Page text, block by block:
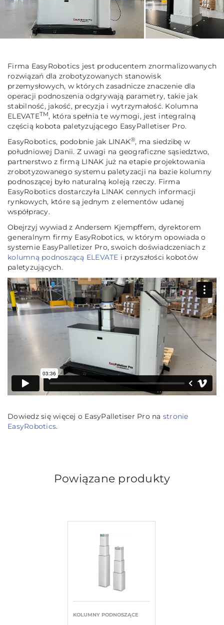
Firma EasyRobotics jest producentem znormalizowanych
rozwiązań dla zrobotyzowanych stanowisk
przemysłowych, w których zasadnicze znaczenie dla
operacji podnoszenia odgrywają parametry, takie jak
stabilność, jakość, precyzja i wytrzymałość. Kolumna
ELEVATETM, która spełnia te wymogi, jest integralną
częścią kobota paletyzującego EasyPalletiser Pro.
EasyRobotics, podobnie jak LINAK®, ma siedzibę w
południowej Danii. Z uwagi na geograficzne sąsiedztwo,
partnerstwo z firmą LINAK już na etapie projektowania
zrobotyzowanego systemu paletyzacji na bazie kolumny
podnoszącej było naturalną koleją rzeczy. Firma
EasyRobotics dostarczyła LINAK cennych informacji
rynkowych, które są jednym z elementów udanej
współpracy.
Obejrzyj wywiad z Andersem Kjempffem, dyrektorem
generalnym firmy EasyRobotics, w którym opowiada o
systemie EasyPalletizer Pro, swoich doświadczeniach z
kolumną podnoszącą ELEVATE i przyszłości kobotów
paletyzujących.
Dowiedz się więcej o EasyPalletiser Pro na stronie
EasyRobotics.
Powiązane produkty
KOLUMNY PODNOSZĄCE